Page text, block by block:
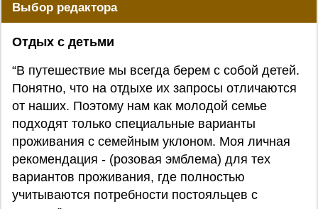
Выбор редактора
Отдых с детьми
“В путешествие мы всегда берем с собой детей.
Понятно, что на отдыхе их запросы отличаются
от наших. Поэтому нам как молодой семье
подходят только специальные варианты
проживания с семейным уклоном. Моя личная
рекомендация - (розовая эмблема) для тех
вариантов проживания, где полностью
учитываются потребности постояльцев с